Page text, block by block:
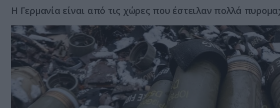
Η Γερμανία είναι από τις χώρες που έστειλαν πολλά